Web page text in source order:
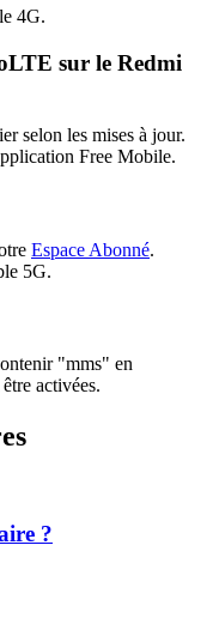
4G.
sur le Redmi
selon les mises à jour.
Free Mobile.
Espace Abonné.
5G.
"mms" en
activées.
?